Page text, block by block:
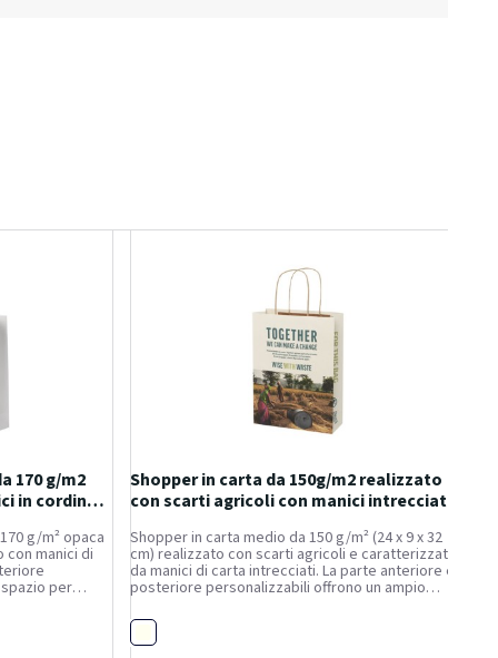
170 g/m2
in cordino
g/m² opaca
con manici di
per
Shopper in carta da 150g/m2 realizzato
con scarti agricoli con manici intrecciati -
Shopper in carta medio da 150 g/m² (24 x 9 x 32
cm) realizzato con scarti agricoli e caratterizzato
da manici di carta intrecciati. La parte anteriore e
posteriore personalizzabili offrono un ampio
design, rendendolo un ottimo strumento di
marketing...